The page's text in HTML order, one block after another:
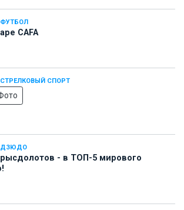
ФУТБОЛ
СAFA
СТРЕЛКОВЫЙ СПОРТ
ДЗЮДО
- в ТОП-5 мирового